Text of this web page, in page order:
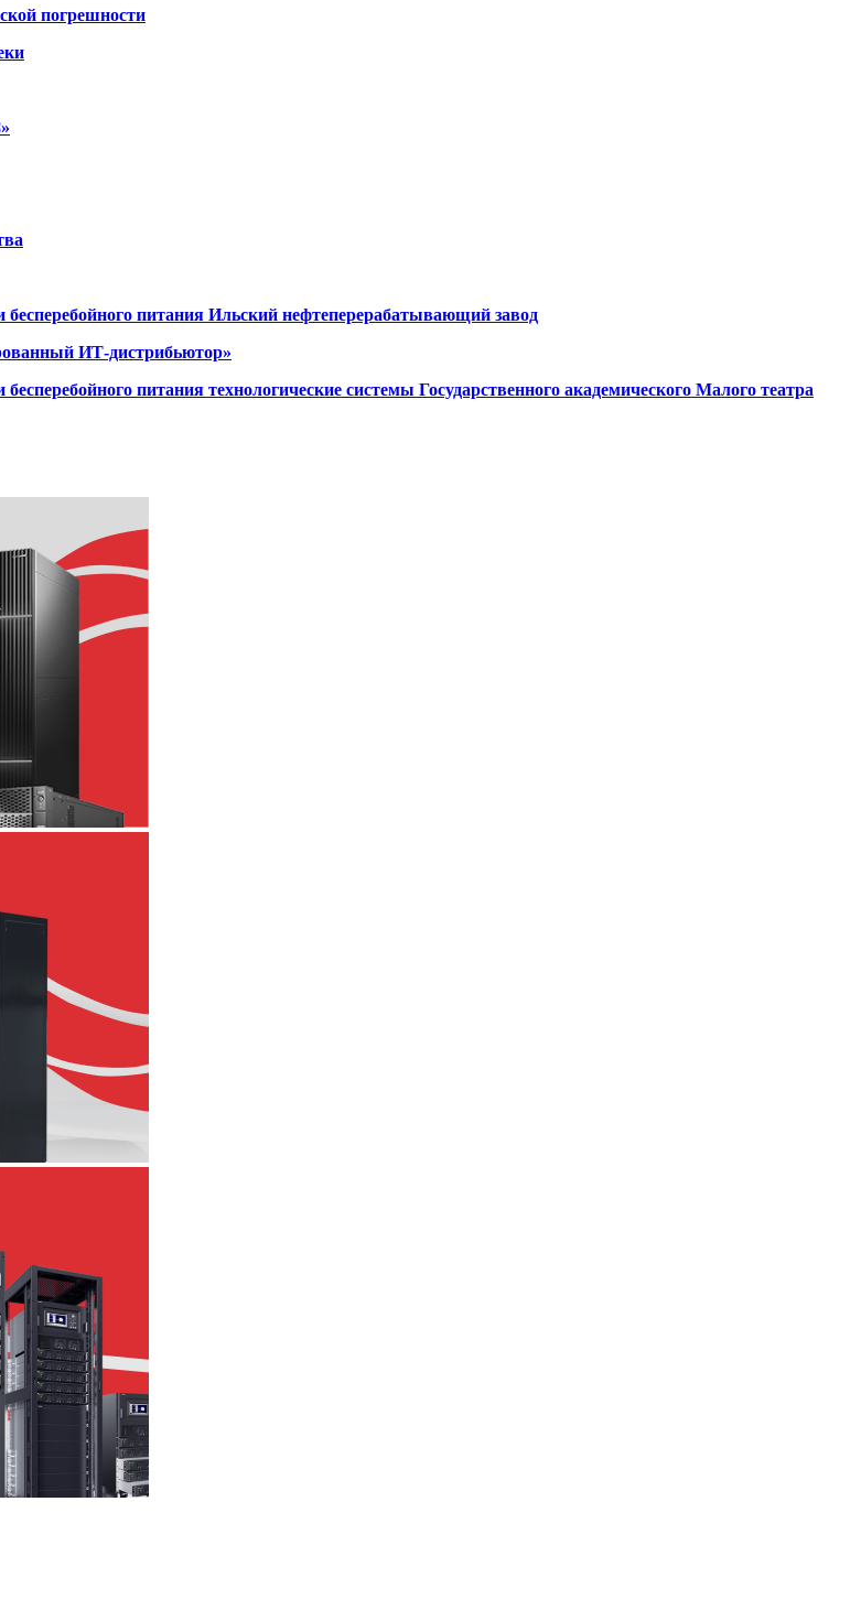
погрешности
питания Ильский нефтеперерабатывающий завод
ИТ-дистрибьютор»
питания технологические системы Государственного академического Малого театра